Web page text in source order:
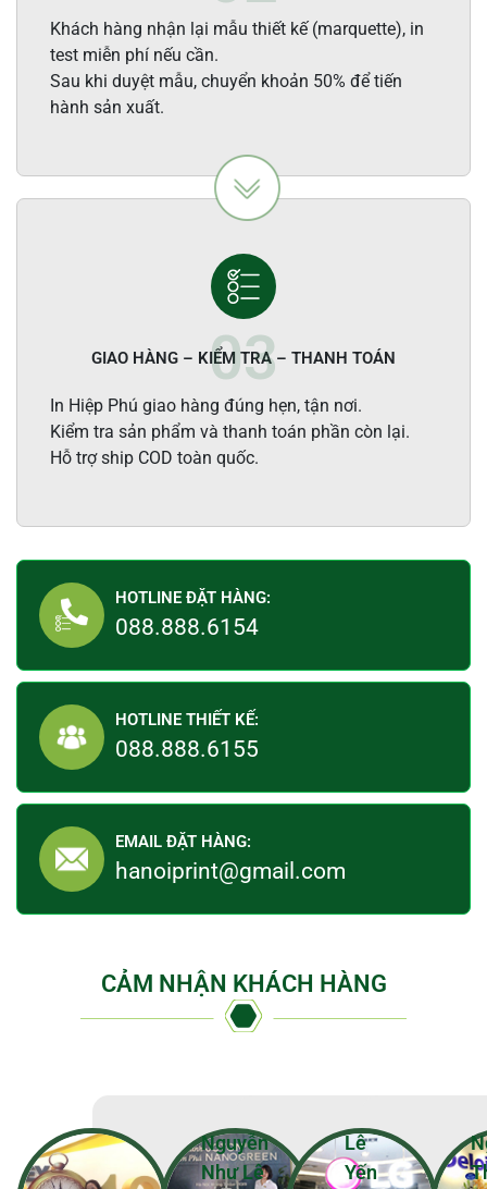
Khách hàng nhận lại mẫu thiết kế (marquette), in
test miễn phí nếu cần.
Sau khi duyệt mẫu, chuyển khoản 50% để tiến
hành sản xuất.
GIAO HÀNG – KIỂM TRA – THANH TOÁN
In Hiệp Phú giao hàng đúng hẹn, tận nơi.
Kiểm tra sản phẩm và thanh toán phần còn lại.
Hỗ trợ ship COD toàn quốc.
HOTLINE ĐẶT HÀNG:
088.888.6154
HOTLINE THIẾT KẾ:
088.888.6155
EMAIL ĐẶT HÀNG:
hanoiprint@gmail.com
CẢM NHẬN KHÁCH HÀNG
Nguyễn
Như Lê
Lê
Yến